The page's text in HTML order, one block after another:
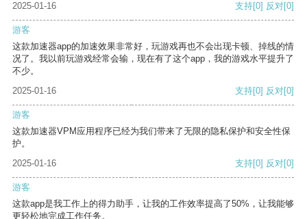
2025-01-16 支持[0] 反对[0]
游客
这款加速器app的加速效果非常好，玩游戏再也不会出现卡顿、掉线的情
况了。我以前玩游戏经常会输，现在有了这个app，我的游戏水平提升了
不少。
2025-01-16
支持[0] 反对[0]
游客
这款加速器VPM应用程序已经为我们带来了无限的隐私保护和安全性保
护。
2025-01-16
支持[0] 反对[0]
游客
这款app是我工作上的得力助手，让我的工作效率提高了50%，让我能够
更轻松地完成工作任务。